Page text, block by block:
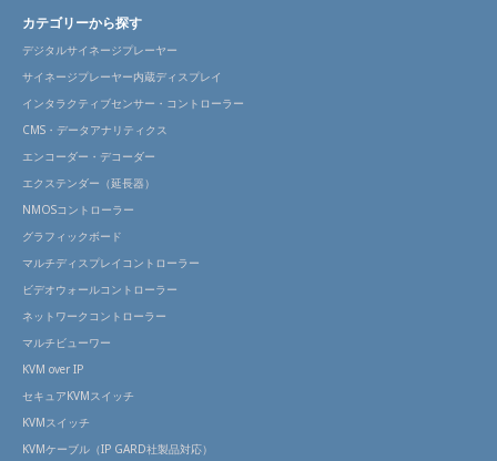
カテゴリーから探す
デジタルサイネージプレーヤー
サイネージプレーヤー内蔵ディスプレイ
インタラクティブセンサー・コントローラー
CMS・データアナリティクス
エンコーダー・デコーダー
エクステンダー（延長器）
NMOSコントローラー
グラフィックボード
マルチディスプレイコントローラー
ビデオウォールコントローラー
ネットワークコントローラー
マルチビューワー
KVM over IP
セキュアKVMスイッチ
KVMスイッチ
KVMケーブル（IP GARD社製品対応）